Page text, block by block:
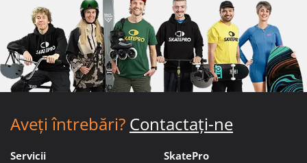
Aveți întrebări? Contactați-ne
Servicii SkatePro